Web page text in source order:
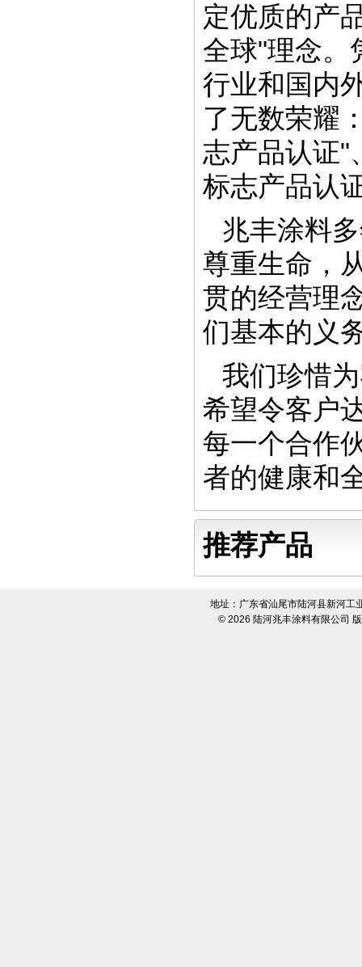
定优质的产
全球"理念。
行业和国内
了无数荣耀
志产品认证"
标志产品认
兆丰涂料
尊重生命，
贯的经营理
们基本的义
我们珍惜
希望令客户
每一个合作
者的健康和
推荐产品
地址：广东省汕尾市陆河县新河
© 2026 陆河兆丰涂料有限公司